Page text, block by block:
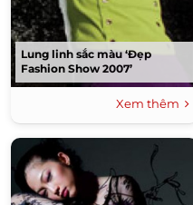
Lung linh sắc màu ‘Đẹp
Fashion Show 2007’
Xem thêm